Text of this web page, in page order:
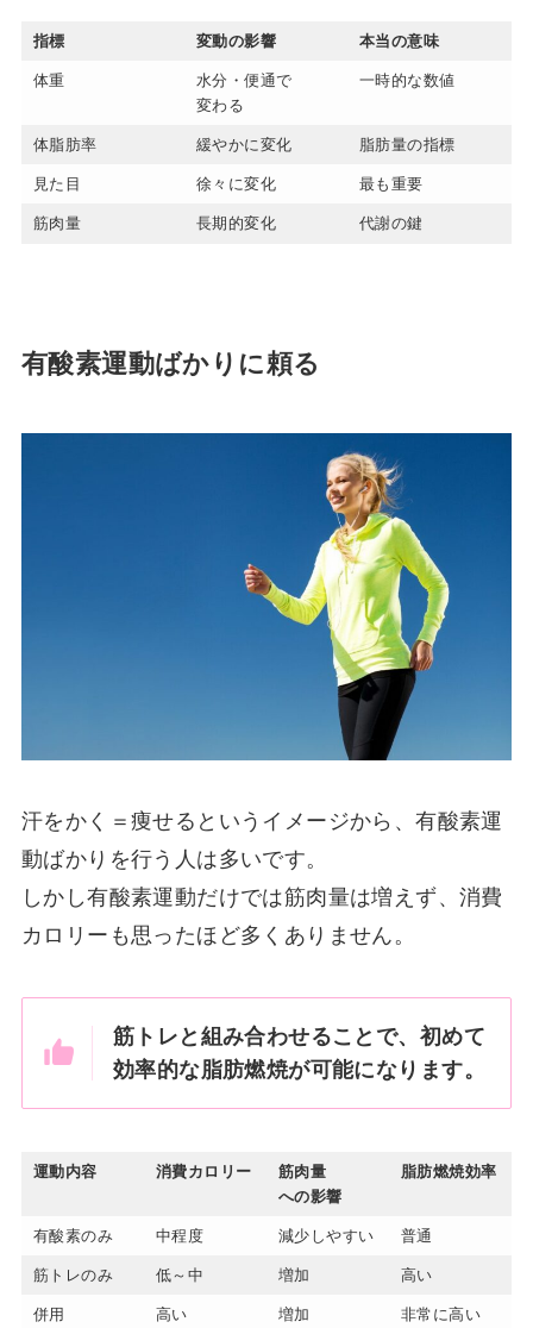
指標 変動の影響 本当の意味
体重
水分・便通で
変わる
一時的な数値
体脂肪率 緩やかに変化 脂肪量の指標
見た目 徐々に変化 最も重要
筋肉量 長期的変化 代謝の鍵
有酸素運動ばかりに頼る
汗をかく＝痩せるというイメージから、有酸素運
動ばかりを行う人は多いです。
しかし有酸素運動だけでは筋肉量は増えず、消費
カロリーも思ったほど多くありません。
筋トレと組み合わせることで、初めて
効率的な脂肪燃焼が可能になります。
運動内容 消費カロリー
筋肉量
への影響
脂肪燃焼効率
有酸素のみ 中程度 減少しやすい 普通
筋トレのみ 低～中 増加 高い
併用 高い 増加 非常に高い